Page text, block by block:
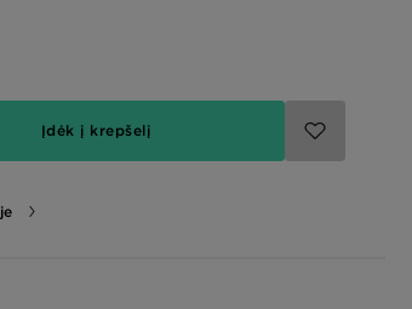
Įdėk į krepšelį